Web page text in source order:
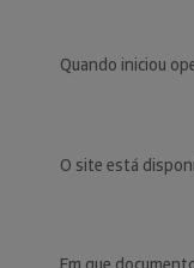
Quando iniciou
O site está